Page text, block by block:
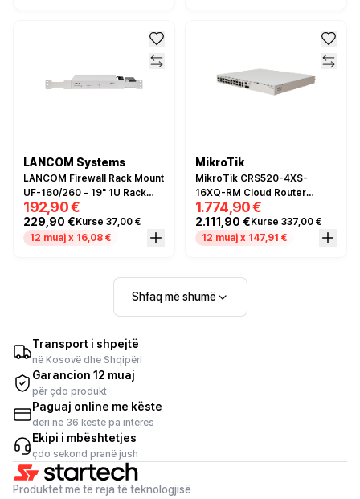
LANCOM Systems
LANCOM Firewall Rack Mount
UF-160/260 – 19" 1U Rack
Mount Kit për R&S Unified
Firewall UF-160 dhe UF-260
192,90 €
229,90 €Kurse 37,00 €
12 muaj x 16,08 €
MikroTik
MikroTik CRS520-4XS-
16XQ-RM Cloud Router
Switch – 16x 100G QSFP28,
4x 25G SFP28
1.774,90 €
2.111,90 €Kurse 337,00 €
12 muaj x 147,91 €
Shfaq më shumë
Transport i shpejtë
në Kosovë dhe Shqipëri
Garancion 12 muaj
për çdo produkt
Paguaj online me këste
deri në 36 këste pa interes
Ekipi i mbështetjes
çdo sekond pranë jush
Produktet më të reja të teknologjisë